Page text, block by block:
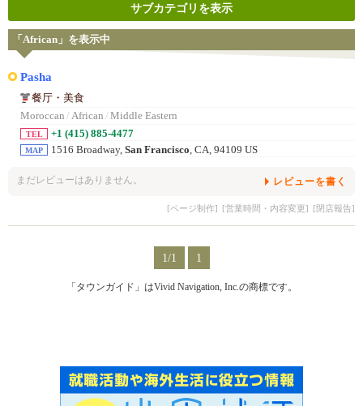
サブカテゴリを表示
「African」を表示中
Pasha
餐厅・美食
Moroccan / African / Middle Eastern
TEL +1 (415) 885-4477
MAP 1516 Broadway, San Francisco, CA, 94109 US
まだレビューはありません。 レビューを書く
[ページ制作] [営業時間・内容変更] [閉店報告]
1/1 1
「タウンガイド」はVivid Navigation, Inc.の商標です。